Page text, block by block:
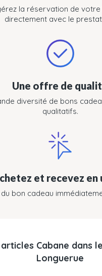
la réservation de votre
directement avec le
Une offre de
diversité de bons
qualitatifs.
et recevez en
du bon cadeau
Cabane dans
Longuerue